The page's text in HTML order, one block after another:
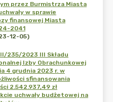
przez Burmistrza Miasta
w sprawie
finansowej Miasta
2041
12-05)
235/2023 III Składu
Izby Obrachunkowej
4 grudnia 2023 r. w
sfinansowania
2.542.937,49 zł
uchwały budżetowej na